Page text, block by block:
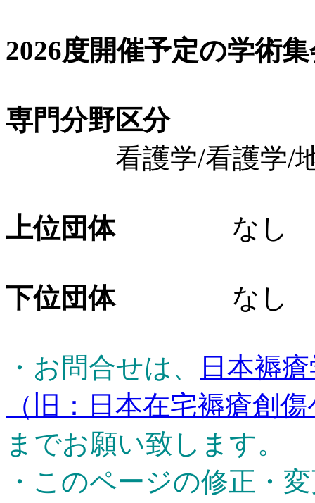
2026度開催予定の学術
専門分野区分
看護学/看護学/地
上位団体なし
下位団体なし
・お問合せは、
日本褥
（旧：日本在宅褥瘡創
までお願い致します。
・このページの修正・